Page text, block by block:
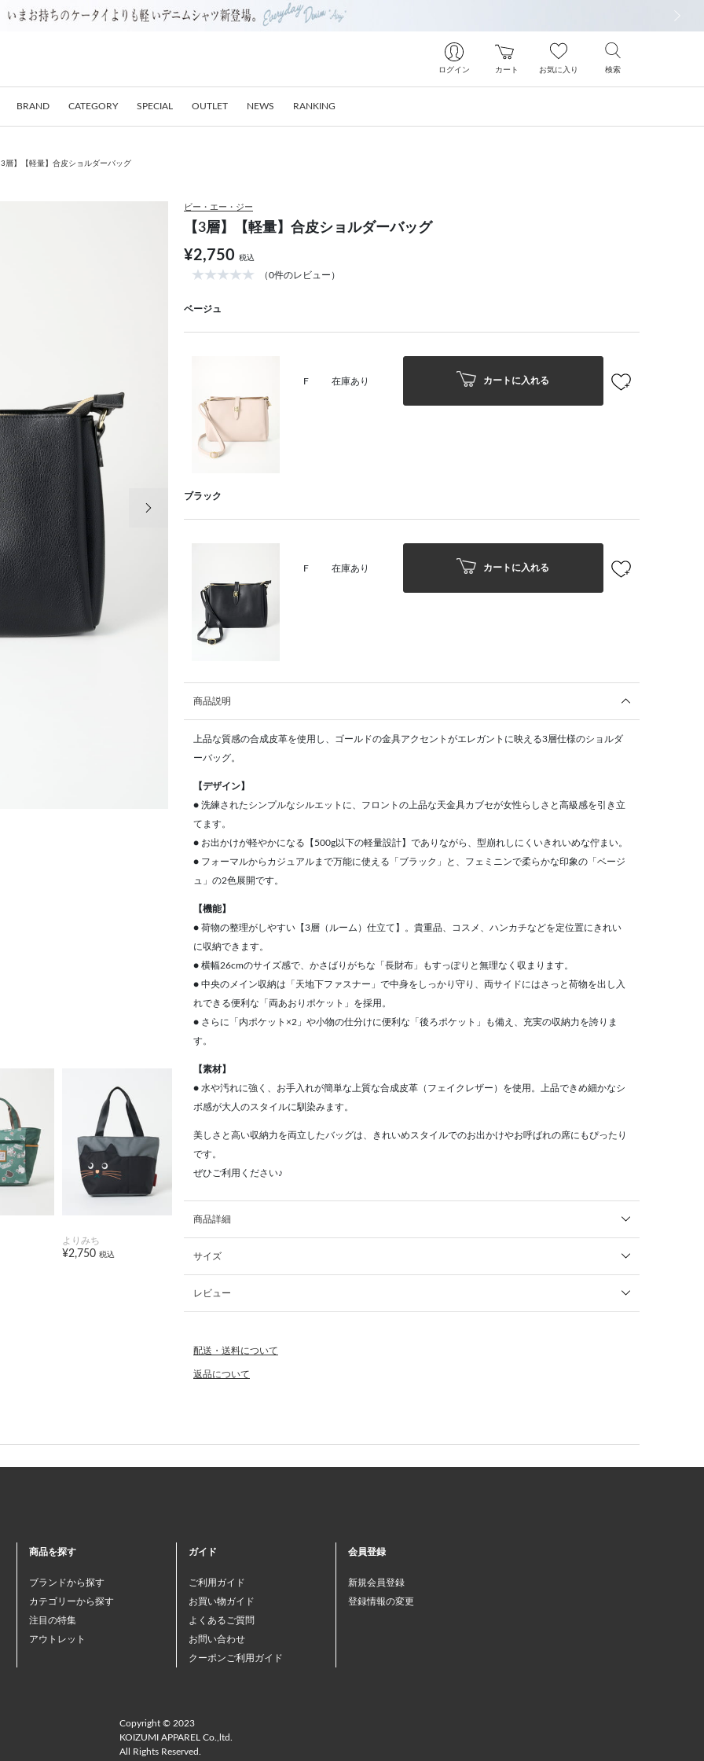
ログイン カート お気に入り 検索
BRAND CATEGORY SPECIAL OUTLET NEWS RANKING
層】【軽量】合皮ショルダーバッグ
次の画像
よりみち
¥2,750 税込
ビー・エー・ジー
【3層】【軽量】合皮ショルダーバッグ
¥2,750 税込
（0件のレビュー）
ベージュ
F 在庫あり カートに入れる
ブラック
F 在庫あり カートに入れる
商品説明
上品な質感の合成皮革を使用し、ゴールドの金具アクセントがエレガントに映える3層仕様のショルダ
ーバッグ。
【デザイン】
● 洗練されたシンプルなシルエットに、フロントの上品な天金具カブセが女性らしさと高級感を引き立
てます。
● お出かけが軽やかになる【500g以下の軽量設計】でありながら、型崩れしにくいきれいめな佇まい。
● フォーマルからカジュアルまで万能に使える「ブラック」と、フェミニンで柔らかな印象の「ベージ
ュ」の2色展開です。
【機能】
● 荷物の整理がしやすい【3層（ルーム）仕立て】。貴重品、コスメ、ハンカチなどを定位置にきれい
に収納できます。
● 横幅26cmのサイズ感で、かさばりがちな「長財布」もすっぽりと無理なく収まります。
● 中央のメイン収納は「天地下ファスナー」で中身をしっかり守り、両サイドにはさっと荷物を出し入
れできる便利な「両あおりポケット」を採用。
● さらに「内ポケット×2」や小物の仕分けに便利な「後ろポケット」も備え、充実の収納力を誇りま
す。
【素材】
● 水や汚れに強く、お手入れが簡単な上質な合成皮革（フェイクレザー）を使用。上品できめ細かなシ
ボ感が大人のスタイルに馴染みます。
美しさと高い収納力を両立したバッグは、きれいめスタイルでのお出かけやお呼ばれの席にもぴったり
です。
ぜひご利用ください♪
商品詳細
サイズ
レビュー
配送・送料について
返品について
商品を探す
ブランドから探す
カテゴリーから探す
注目の特集
アウトレット
ガイド
ご利用ガイド
お買い物ガイド
よくあるご質問
お問い合わせ
クーポンご利用ガイド
会員登録
新規会員登録
登録情報の変更
Copyright © 2023
KOIZUMI APPAREL Co.,ltd.
All Rights Reserved.